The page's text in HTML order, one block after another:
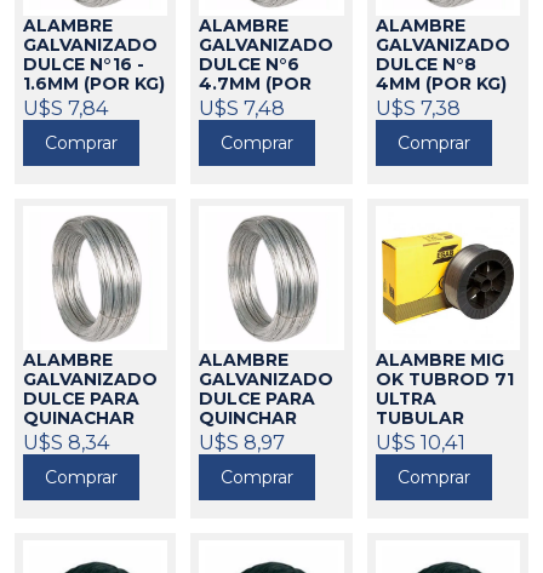
ALAMBRE
GALVANIZADO
DULCE N°16 -
1.6MM (POR KG)
46028
U$S 7,84
Comprar
ALAMBRE
GALVANIZADO
DULCE N°6
4.7MM (POR
KG)46019
U$S 7,48
Comprar
ALAMBRE
GALVANIZADO
DULCE N°8
4MM (POR KG)
46021
U$S 7,38
Comprar
ALAMBRE
GALVANIZADO
DULCE PARA
QUINACHAR
N°20 1 MM (POR
KG)46036
U$S 8,34
Comprar
ALAMBRE
GALVANIZADO
DULCE PARA
QUINCHAR
N°18 1.2MM
(POR KG)46032
U$S 8,97
Comprar
ALAMBRE MIG
OK TUBROD 71
ULTRA
TUBULAR
1.2MM 16KG
ESAB606007
U$S 10,41
Comprar